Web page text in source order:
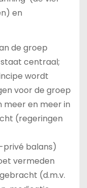
en
de groep
centraal;
wordt
voor de groep
meer en meer in
(regeringen
privé balans)
vermeden
(d.m.v.